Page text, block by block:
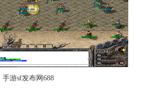
手游sf发布网688